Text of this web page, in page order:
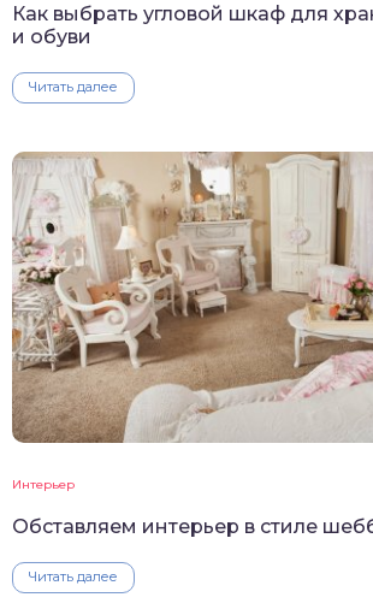
Как выбрать угловой шкаф для
и обуви
Читать далее
Интерьер
Обставляем интерьер в стиле
Читать далее